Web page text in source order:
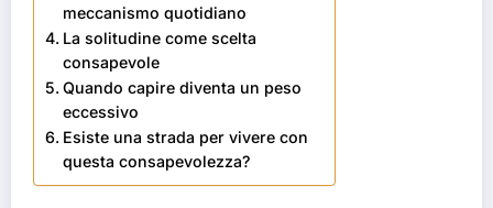
meccanismo quotidiano
La solitudine come scelta
consapevole
Quando capire diventa un peso
eccessivo
Esiste una strada per vivere con
questa consapevolezza?